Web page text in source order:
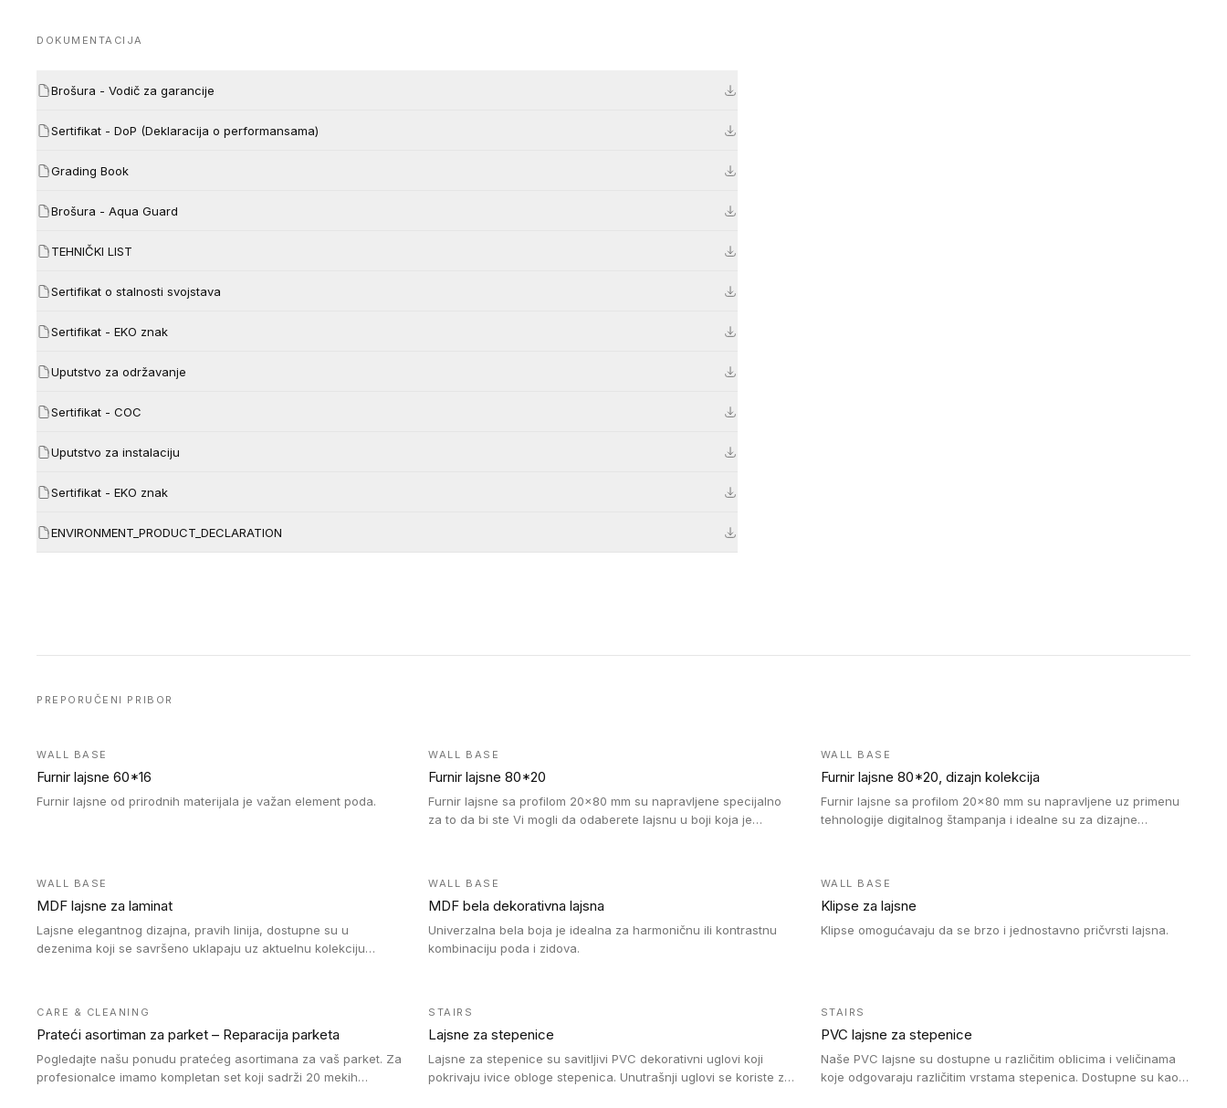
DOKUMENTACIJA
Brošura - Vodič za garancije
Sertifikat - DoP (Deklaracija o performansama)
Grading Book
Brošura - Aqua Guard
TEHNIČKI LIST
Sertifikat o stalnosti svojstava
Sertifikat - EKO znak
Uputstvo za održavanje
Sertifikat - COC
Uputstvo za instalaciju
Sertifikat - EKO znak
ENVIRONMENT_PRODUCT_DECLARATION
PREPORUČENI PRIBOR
WALL BASE
Furnir lajsne 60*16
Furnir lajsne od prirodnih materijala je važan element poda.
WALL BASE
Furnir lajsne 80*20
Furnir lajsne sa profilom 20x80 mm su napravljene specijalno
za to da bi ste Vi mogli da odaberete lajsnu u boji koja je
WALL BASE
Furnir lajsne 80*20, dizajn kolekcija
Furnir lajsne sa profilom 20x80 mm su napravljene uz primenu
tehnologije digitalnog štampanja i idealne su za dizajne
WALL BASE
MDF lajsne za laminat
Lajsne elegantnog dizajna, pravih linija, dostupne su u
dezenima koji se savršeno uklapaju uz aktuelnu kolekciju
WALL BASE
MDF bela dekorativna lajsna
Univerzalna bela boja je idealna za harmoničnu ili kontrastnu
kombinaciju poda i zidova.
WALL BASE
Klipse za lajsne
Klipse omogućavaju da se brzo i jednostavno pričvrsti lajsna.
CARE & CLEANING
Prateći asortiman za parket – Reparacija parketa
Pogledajte našu ponudu pratećeg asortimana za vaš parket. Za
profesionalce imamo kompletan set koji sadrži 20 mekih
STAIRS
Lajsne za stepenice
Lajsne za stepenice su savitljivi PVC dekorativni uglovi koji
pokrivaju ivice obloge stepenica. Unutrašnji uglovi se koriste za
STAIRS
PVC lajsne za stepenice
Naše PVC lajsne su dostupne u različitim oblicima i veličinama
koje odgovaraju različitim vrstama stepenica. Dostupne su kao